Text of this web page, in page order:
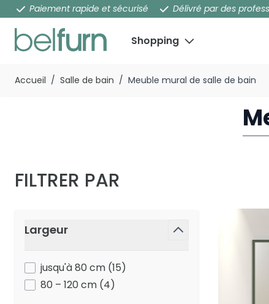
Paiement rapide et sécurisé Délivré par des
Shopping
Accueil / Salle de bain / Meuble mural de salle de bain
FILTRER PAR
Largeur
jusqu'à 80 cm (15products available
)
80 – 120 cm (4products available
)